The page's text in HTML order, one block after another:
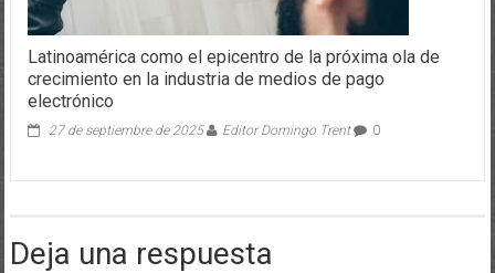
Latinoamérica como el epicentro de la próxima ola de
crecimiento en la industria de medios de pago
electrónico
27 de septiembre de 2025 Editor Domingo Trent 0
Deja una respuesta